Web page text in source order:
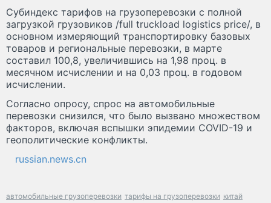
Субиндекс тарифов на грузоперевозки с полной
загрузкой грузовиков /full truckload logistics price/, в
основном измеряющий транспортировку базовых
товаров и региональные перевозки, в марте
составил 100,8, увеличившись на 1,98 проц. в
месячном исчислении и на 0,03 проц. в годовом
исчислении.
Согласно опросу, спрос на автомобильные
перевозки снизился, что было вызвано множеством
факторов, включая вспышки эпидемии COVID-19 и
геополитические конфликты.
russian.news.cn
автомобильные грузоперевозки тарифы на грузоперевозки китай